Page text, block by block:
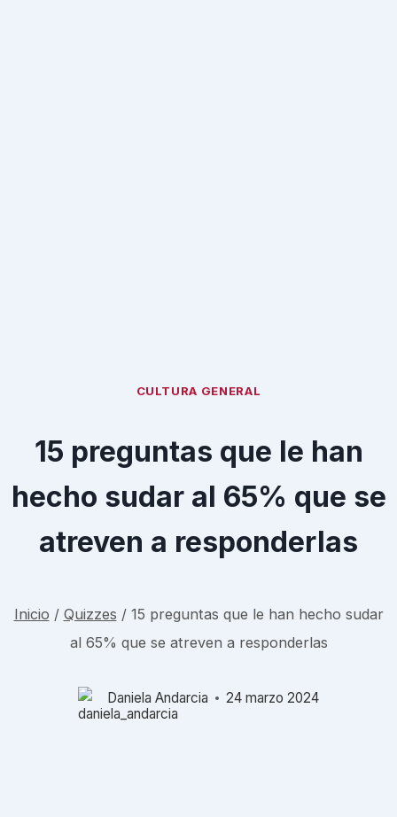
CULTURA GENERAL
15 preguntas que le han
hecho sudar al 65% que se
atreven a responderlas
Inicio / Quizzes / 15 preguntas que le han hecho sudar
al 65% que se atreven a responderlas
Daniela Andarcia 24 marzo 2024